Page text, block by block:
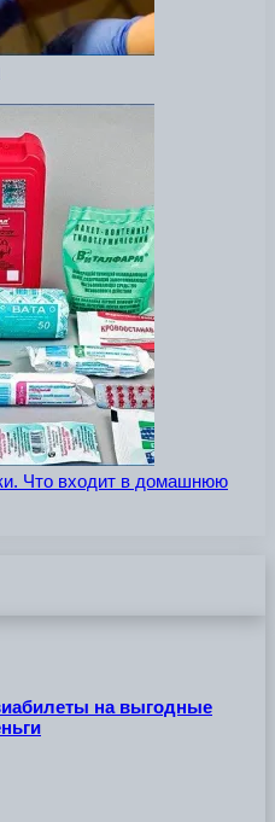
Что входит в домашнюю
на выгодные